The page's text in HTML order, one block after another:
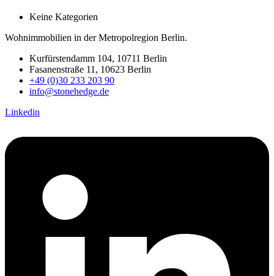
Keine Kategorien
Wohnimmobilien in der Metropolregion Berlin.
Kurfürstendamm 104, 10711 Berlin
Fasanenstraße 11, 10623 Berlin
+49 (0)30 233 203 90
info@stonehedge.de
Linkedin